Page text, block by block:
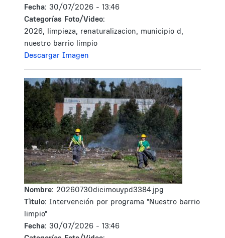
Fecha: 30/07/2026 - 13:46
Categorías Foto/Video:
2026, limpieza, renaturalizacion, municipio d,
nuestro barrio limpio
Descargar Imagen
Nombre: 20260730dicimouypd3384.jpg
Tìtulo: Intervención por programa "Nuestro barrio
limpio"
Fecha: 30/07/2026 - 13:46